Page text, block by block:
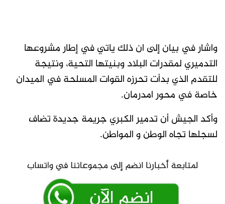
واشار في بيان إلى ان ذلك ياتي في إطار مشروعها
التدميري لمقدرات البلاد وبنيتها التحية، ونتيجة
للتقدم الذي بدأت تحرزه القوات المسلحة في الميدان
خاصة في محور امدرمان.
وأكد الجيش أن تدمير الكبري جريمة جديدة تضاف
لسجلها تجاه الوطن و المواطن.